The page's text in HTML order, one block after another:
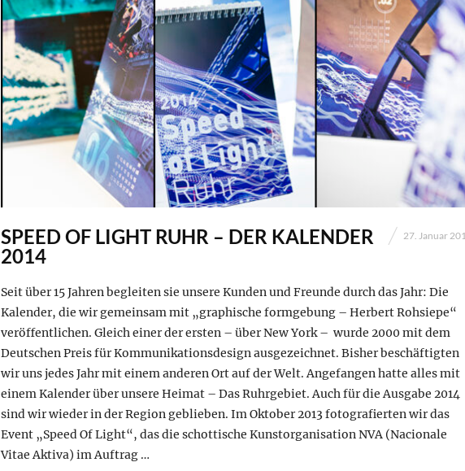
SPEED OF LIGHT RUHR – DER KALENDER
2014
27. Januar
Seit über 15 Jahren begleiten sie unsere Kunden und Freunde durch das Jahr: Die
Kalender, die wir gemeinsam mit „graphische formgebung – Herbert Rohsiepe“
veröffentlichen. Gleich einer der ersten – über New York – wurde 2000 mit dem
Deutschen Preis für Kommunikationsdesign ausgezeichnet. Bisher beschäftigten
wir uns jedes Jahr mit einem anderen Ort auf der Welt. Angefangen hatte alles mit
einem Kalender über unsere Heimat – Das Ruhrgebiet. Auch für die Ausgabe 2014
sind wir wieder in der Region geblieben. Im Oktober 2013 fotografierten wir das
Event „Speed Of Light“, das die schottische Kunstorganisation NVA (Nacionale
Vitae Aktiva) im Auftrag …